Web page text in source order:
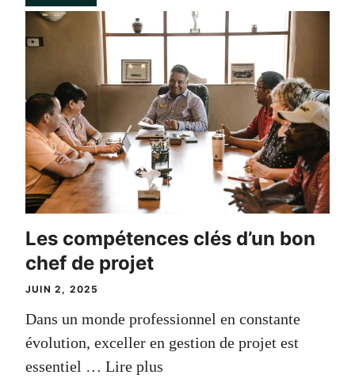
Les compétences clés d’un bon
chef de projet
JUIN 2, 2025
Dans un monde professionnel en constante
évolution, exceller en gestion de projet est
essentiel … Lire plus